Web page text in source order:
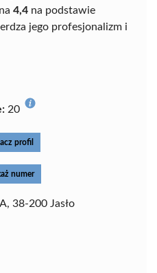
4,4 na podstawie
jego profesjonalizm i
20
profil
numer
38-200 Jasło